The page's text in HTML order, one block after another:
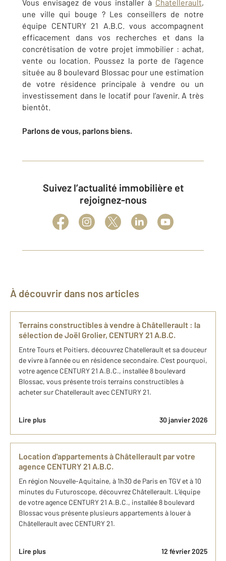
Vous envisagez de vous installer à Chatellerault,
une ville qui bouge ? Les conseillers de notre
équipe CENTURY 21 A.B.C. vous accompagnent
efficacement dans vos recherches et dans la
concrétisation de votre projet immobilier : achat,
vente ou location. Poussez la porte de l'agence
située au 8 boulevard Blossac pour une estimation
de votre résidence principale à vendre ou un
investissement dans le locatif pour l’avenir. A très
bientôt.
Parlons de vous, parlons biens.
Suivez l’actualité immobilière et
rejoignez-nous
À découvrir dans nos articles
Terrains constructibles à vendre à Châtellerault : la
sélection de Joël Grolier, CENTURY 21 A.B.C.
Entre Tours et Poitiers, découvrez Chatellerault et sa douceur
de vivre à l’année ou en résidence secondaire. C’est pourquoi,
votre agence CENTURY 21 A.B.C., installée 8 boulevard
Blossac, vous présente trois terrains constructibles à
acheter sur Chatellerault avec CENTURY 21.
Lire plus 30 janvier 2026
Location d'appartements à Châtellerault par votre
agence CENTURY 21 A.B.C.
En région Nouvelle-Aquitaine, à 1h30 de Paris en TGV et à 10
minutes du Futuroscope, découvrez Châtellerault. L’équipe
de votre agence CENTURY 21 A.B.C., installée 8 boulevard
Blossac vous présente plusieurs appartements à louer à
Châtellerault avec CENTURY 21.
Lire plus 12 février 2025